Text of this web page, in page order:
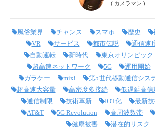
( カメラマン )
風俗業界 チャンス スマホ 歴史
VR
サービス 都市伝説 通信速
自動運転
新時代 東京オリンピック
超高速ネットワーク
5G 運用開始
ガラケー
mixi 第5世代移動通信シス
超高速大容量
高密度多接続 低遅延高信
通信制限
技術革新 IOT化 最新
AT&T
5G Revolution 高周波数帯
健康被害
潜在的リスク